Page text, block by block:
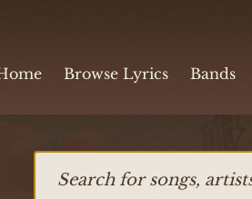
Browse Lyrics Bands